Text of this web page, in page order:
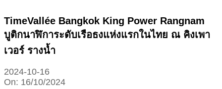
TimeVallée Bangkok King Power Rangnam
บูติกนาฬิการะดับเรือธงแห่งแรกในไทย ณ คิงเพา
เวอร์ รางน้ำ
2024-10-16
On: 16/10/2024